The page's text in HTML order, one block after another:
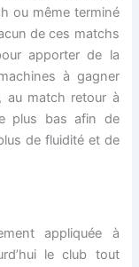
ou même terminé
de ces matchs
apporter de la
à gagner
au match retour à
plus bas afin de
de fluidité et de
appliquée à
le club tout